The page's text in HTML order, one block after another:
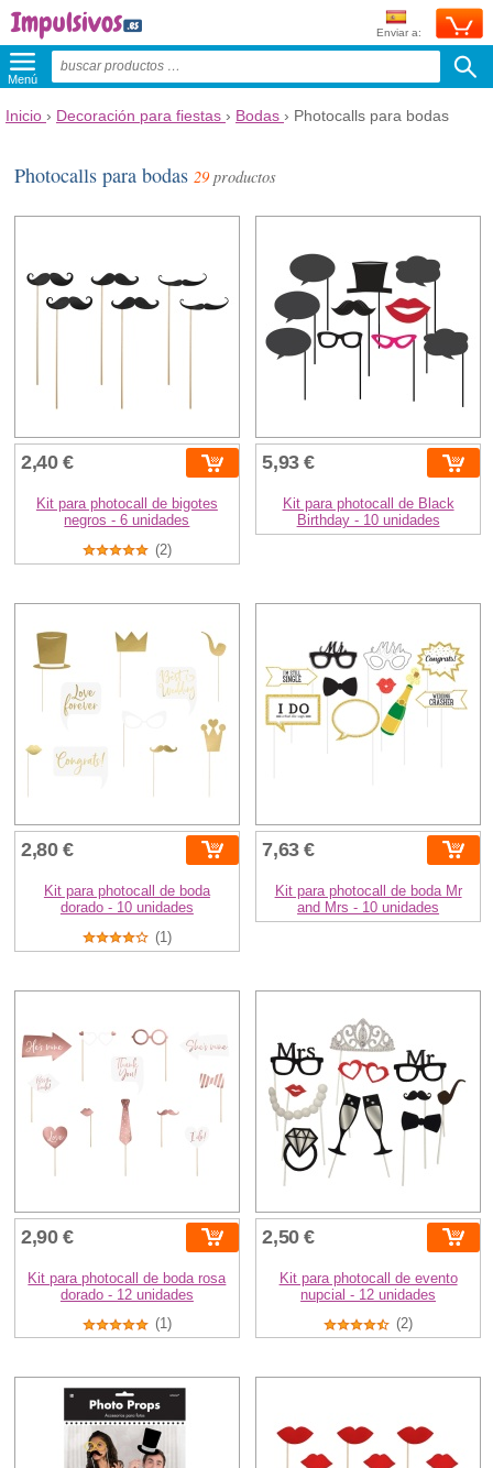
Enviar a:
Menú
Inicio › Decoración para fiestas › Bodas › Photocalls para bodas
Photocalls para bodas29productos
2,40 €
Kit para photocall de bigotes
negros - 6 unidades
(2)
5,93 €
Kit para photocall de Black
Birthday - 10 unidades
2,80 €
Kit para photocall de boda
dorado - 10 unidades
(1)
7,63 €
Kit para photocall de boda Mr
and Mrs - 10 unidades
2,90 €
Kit para photocall de boda rosa
dorado - 12 unidades
(1)
2,50 €
Kit para photocall de evento
nupcial - 12 unidades
(2)